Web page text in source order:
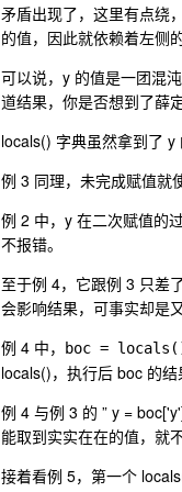
矛盾出现了，这里有点绕
的值，因此就依赖着左侧
可以说，y 的值是一团混
道结果，你是否想到了薛
locals() 字典虽然拿到了 y
例 3 同理，未完成赋值就
例 2 中，y 在二次赋值的
不报错。
至于例 4，它跟例 3 只差
会影响结果，可事实却是
例 4 中，
boc =
locals()，执行后 boc 的
例 4 与例 3 的 ” y =
能取到实实在在的值，就
接着看例 5，第一个